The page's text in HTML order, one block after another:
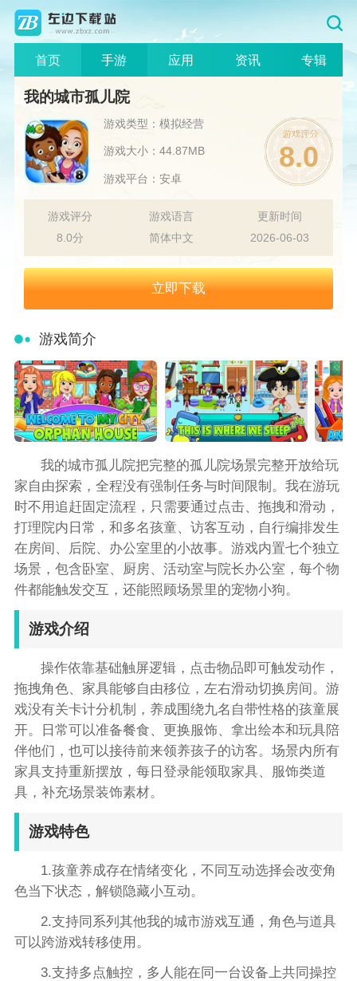
首页 手游 应用 资讯 专辑
我的城市孤儿院
游戏类型：模拟经营
游戏大小：44.87MB
游戏平台：安卓
8.0
游戏评分
8.0分
游戏语言
简体中文
更新时间
2026-06-03
立即下载
游戏简介
我的城市孤儿院把完整的孤儿院场景完整开放给玩
家自由探索，全程没有强制任务与时间限制。我在游玩
时不用追赶固定流程，只需要通过点击、拖拽和滑动，
打理院内日常，和多名孩童、访客互动，自行编排发生
在房间、后院、办公室里的小故事。游戏内置七个独立
场景，包含卧室、厨房、活动室与院长办公室，每个物
件都能触发交互，还能照顾场景里的宠物小狗。
游戏介绍
操作依靠基础触屏逻辑，点击物品即可触发动作，
拖拽角色、家具能够自由移位，左右滑动切换房间。游
戏没有关卡计分机制，养成围绕九名自带性格的孩童展
开。日常可以准备餐食、更换服饰、拿出绘本和玩具陪
伴他们，也可以接待前来领养孩子的访客。场景内所有
家具支持重新摆放，每日登录能领取家具、服饰类道
具，补充场景装饰素材。
游戏特色
1.孩童养成存在情绪变化，不同互动选择会改变角
色当下状态，解锁隐藏小互动。
2.支持同系列其他我的城市游戏互通，角色与道具
可以跨游戏转移使用。
3.支持多点触控，多人能在同一台设备上共同操控